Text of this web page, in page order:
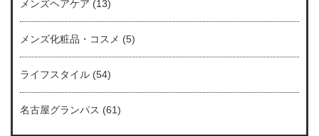
メンズヘアケア (13)
メンズ化粧品・コスメ (5)
ライフスタイル (54)
名古屋グランパス (61)